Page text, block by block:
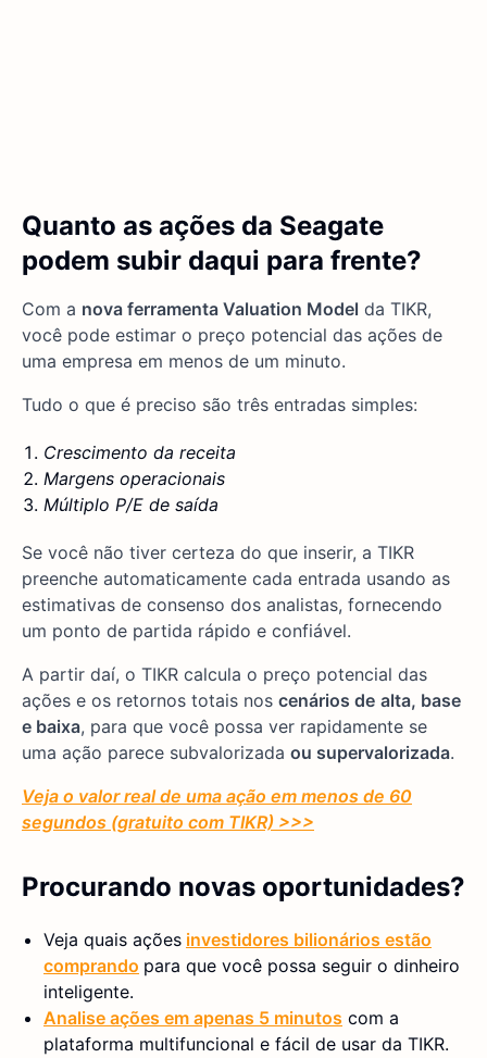
Quanto as ações da Seagate
podem subir daqui para frente?
Com a nova ferramenta Valuation Model da TIKR,
você pode estimar o preço potencial das ações de
uma empresa em menos de um minuto.
Tudo o que é preciso são três entradas simples:
Crescimento da receita
Margens operacionais
Múltiplo P/E de saída
Se você não tiver certeza do que inserir, a TIKR
preenche automaticamente cada entrada usando as
estimativas de consenso dos analistas, fornecendo
um ponto de partida rápido e confiável.
A partir daí, o TIKR calcula o preço potencial das
ações e os retornos totais nos cenários de alta, base
e baixa, para que você possa ver rapidamente se
uma ação parece subvalorizada ou supervalorizada.
Veja o valor real de uma ação em menos de 60
segundos (gratuito com TIKR) >>>
Procurando novas oportunidades?
Veja quais ações investidores bilionários estão
comprando para que você possa seguir o dinheiro
inteligente.
Analise ações em apenas 5 minutos com a
plataforma multifuncional e fácil de usar da TIKR.